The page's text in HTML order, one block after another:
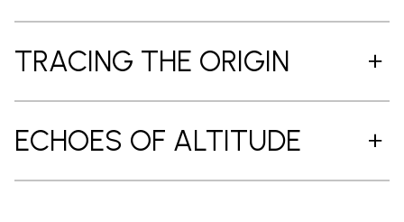
TRACING THE ORIGIN
ECHOES OF ALTITUDE